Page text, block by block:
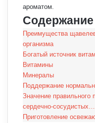
ароматом.
Содержание
Преимущества
организма
Богатый источник
Витамины
Минералы
Поддержание
Значение правильного
сердечно-сосудистых…
Приготовление